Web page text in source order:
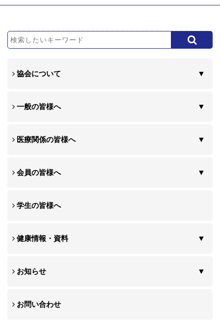
協会について
一般の皆様へ
医療関係の皆様へ
会員の皆様へ
学生の皆様へ
健康情報・資料
お知らせ
お問い合わせ